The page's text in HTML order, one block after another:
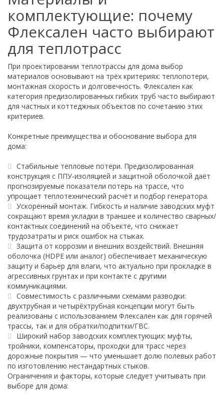
комплектующие: почему
Флексален часто выбирают
для теплотрасс
При проектировании теплотрассы для дома выбор
материалов основывают на трёх критериях: теплопотери,
монтажная скорость и долговечность. Флексален как
категория предизолированных гибких труб часто выбирают
для частных и коттеджных объектов по сочетанию этих
критериев.
Конкретные преимущества и обоснование выбора для
дома:
Стабильные тепловые потери. Предизолированная
конструкция с ППУ‑изоляцией и защитной оболочкой даёт
прогнозируемые показатели потерь на трассе, что
упрощает теплотехнический расчёт и подбор генератора.
Ускоренный монтаж. Гибкость и наличие заводских муфт
сокращают время укладки в траншее и количество сварных/
контактных соединений на объекте, что снижает
трудозатраты и риск ошибок на стыках.
Защита от коррозии и внешних воздействий. Внешняя
оболочка (HDPE или аналог) обеспечивает механическую
защиту и барьер для влаги, что актуально при прокладке в
агрессивных грунтах и при контакте с другими
коммуникациями.
Совместимость с различными схемами разводки:
двухтрубная и четырёхтрубная концепции могут быть
реализованы с использованием Флексален как для горячей
трассы, так и для обратки/подпитки/ГВС.
Широкий набор заводских комплектующих: муфты,
тройники, компенсаторы, проходки для трасс через
дорожные покрытия — что уменьшает долю полевых работ
по изготовлению нестандартных стыков.
Ограничения и факторы, которые следует учитывать при
выборе для дома: